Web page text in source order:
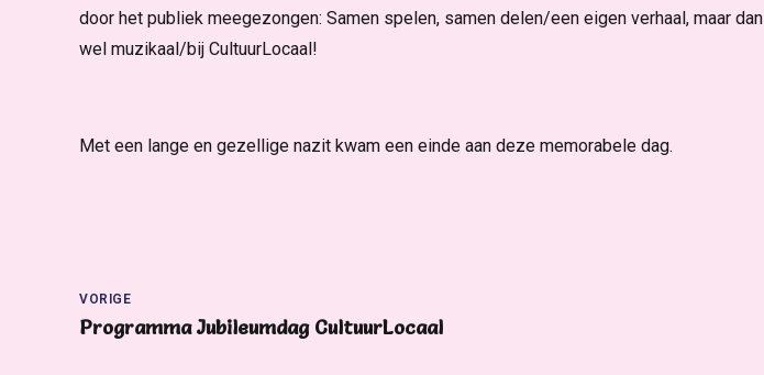
door het publiek meegezongen: Samen spelen, samen delen/een eigen verhaal, maar dan
wel muzikaal/bij CultuurLocaal!
Met een lange en gezellige nazit kwam een einde aan deze memorabele dag.
VORIGE
Programma Jubileumdag CultuurLocaal